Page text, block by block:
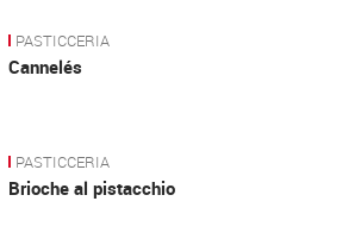
PASTICCERIA
Cannelés
PASTICCERIA
Brioche al pistacchio